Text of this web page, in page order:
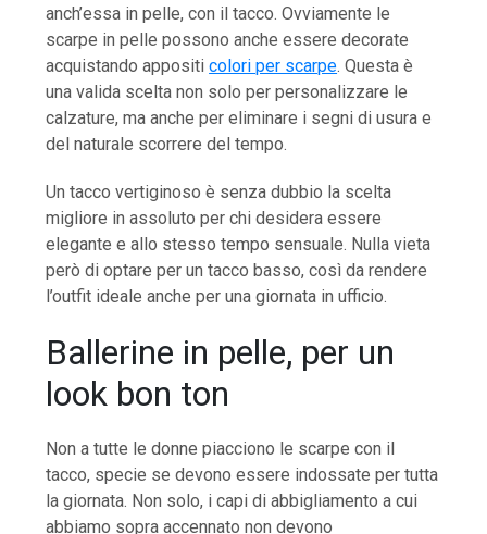
anch’essa in pelle, con il tacco. Ovviamente le
scarpe in pelle possono anche essere decorate
acquistando appositicolori per scarpe. Questa è
una valida scelta non solo per personalizzare le
calzature, ma anche per eliminare i segni di usura e
del naturale scorrere del tempo.
Un tacco vertiginoso è senza dubbio la scelta
migliore in assoluto per chi desidera essere
elegante e allo stesso tempo sensuale. Nulla vieta
però di optare per un tacco basso, così da rendere
l’outfit ideale anche per una giornata in ufficio.
Ballerine in pelle, per un
look bon ton
Non a tutte le donne piacciono le scarpe con il
tacco, specie se devono essere indossate per tutta
la giornata. Non solo, i capi di abbigliamento a cui
abbiamo sopra accennato non devono